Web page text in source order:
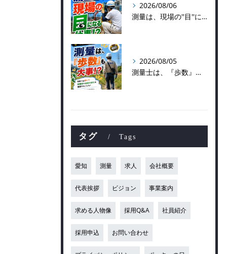
2026/08/06
測量は、現場の''目''になる仕事！？
2026/08/05
測量士は、『歩数』も大事！？
タグ Tags
愛知 測量 求人 会社概要
代表挨拶 ビジョン 事業案内
求める人物像 採用Q&A 社員紹介
採用申込 お問い合わせ